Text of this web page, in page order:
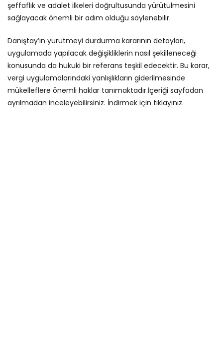
şeffaflık ve adalet ilkeleri doğrultusunda yürütülmesini
sağlayacak önemli bir adım olduğu söylenebilir.
Danıştay’ın yürütmeyi durdurma kararının detayları,
uygulamada yapılacak değişikliklerin nasıl şekilleneceği
konusunda da hukuki bir referans teşkil edecektir. Bu karar,
vergi uygulamalarındaki yanlışlıkların giderilmesinde
mükelleflere önemli haklar tanımaktadır.İçeriği sayfadan
ayrılmadan inceleyebilirsiniz. İndirmek için tıklayınız.